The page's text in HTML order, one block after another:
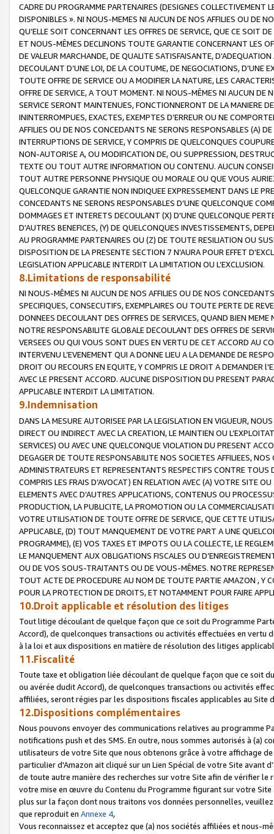
CADRE DU PROGRAMME PARTENAIRES (DESIGNES COLLECTIVEMENT
DISPONIBLES ». NI NOUS-MEMES NI AUCUN DE NOS AFFILIES OU DE
QU’ELLE SOIT CONCERNANT LES OFFRES DE SERVICE, QUE CE SOIT
ET NOUS-MÊMES DECLINONS TOUTE GARANTIE CONCERNANT LES
DE VALEUR MARCHANDE, DE QUALITE SATISFAISANTE,
DECOULANT D’UNE LOI, DE LA COUTUME, DE NEGOCIATIONS, D’UNE
TOUTE OFFRE DE SERVICE OU A MODIFIER LA NATURE, LES
OFFRE DE SERVICE, A TOUT MOMENT. NI NOUS-MÊMES NI AUCUN DE
SERVICE SERONT MAINTENUES, FONCTIONNERONT DE LA MANIERE
ININTERROMPUES, EXACTES, EXEMPTES D’ERREUR OU NE
AFFILIES OU DE NOS CONCEDANTS NE SERONS RESPONSABLES (A)
INTERRUPTIONS DE SERVICE, Y COMPRIS DE QUELCONQUES
NON-AUTORISE A, OU MODIFICATION DE, OU SUPPRESSION,
TEXTE OU TOUT AUTRE INFORMATION OU CONTENU. AUCUN
TOUT AUTRE PERSONNE PHYSIQUE OU MORALE OU QUE VOUS
QUELCONQUE GARANTIE NON INDIQUEE EXPRESSEMENT DANS LE
CONCEDANTS NE SERONS RESPONSABLES D’UNE QUELCONQUE
DOMMAGES ET INTERETS DECOULANT (X) D'UNE QUELCONQUE
D'AUTRES BENEFICES, (Y) DE QUELCONQUES INVESTISSEMENTS,
AU PROGRAMME PARTENAIRES OU (Z) DE TOUTE RESILIATION OU
DISPOSITION DE LA PRESENTE SECTION 7 N'AURA POUR EFFET
LEGISLATION APPLICABLE INTERDIT LA LIMITATION OU L’EXCLUSION.
8.Limitations de responsabilité
NI NOUS-MÊMES NI AUCUN DE NOS AFFILIES OU DE NOS
SPECIFIQUES, CONSECUTIFS, EXEMPLAIRES OU TOUTE PERTE DE
DONNEES DECOULANT DES OFFRES DE SERVICES, QUAND BIEN
NOTRE RESPONSABILITE GLOBALE DECOULANT DES OFFRES DE
VERSEES OU QUI VOUS SONT DUES EN VERTU DE CET ACCORD AU
INTERVENU L’EVENEMENT QUI A DONNE LIEU A LA DEMANDE DE
DROIT OU RECOURS EN EQUITE, Y COMPRIS LE DROIT A DEMANDER
AVEC LE PRESENT ACCORD. AUCUNE DISPOSITION DU PRESENT
APPLICABLE INTERDIT LA LIMITATION.
9.Indemnisation
DANS LA MESURE AUTORISEE PAR LA LEGISLATION EN VIGUEUR,
DIRECT OU INDIRECT AVEC LA CREATION, LE MAINTIEN OU
SERVICES) OU AVEC UNE QUELCONQUE VIOLATION DU PRESENT
DEGAGER DE TOUTE RESPONSABILITE NOS SOCIETES AFFILIEES,
ADMINISTRATEURS ET REPRESENTANTS RESPECTIFS CONTRE
COMPRIS LES FRAIS D’AVOCAT) EN RELATION AVEC (A) VOTRE SITE
ELEMENTS AVEC D’AUTRES APPLICATIONS, CONTENUS OU
PRODUCTION, LA PUBLICITE, LA PROMOTION OU LA
VOTRE UTILISATION DE TOUTE OFFRE DE SERVICE, QUE CETTE
APPLICABLE, (D) TOUT MANQUEMENT DE VOTRE PART A UNE
PROGRAMME), (E) VOS TAXES ET IMPOTS OU LA COLLECTE, LE
LE MANQUEMENT AUX OBLIGATIONS FISCALES OU
OU DE VOS SOUS-TRAITANTS OU DE VOUS-MÊMES. NOTRE
TOUT ACTE DE PROCEDURE AU NOM DE TOUTE PARTIE AMAZON , Y
POUR LA PROTECTION DE DROITS, ET NOTAMMENT POUR FAIRE
10.Droit applicable et résolution des litiges
Tout litige découlant de quelque façon que ce soit du Programme
Accord), de quelconques transactions ou activités effectuées en vertu
à la loi et aux dispositions en matière de résolution des litiges
11.Fiscalité
Toute taxe et obligation liée découlant de quelque façon que ce soit
ou avérée dudit Accord), de quelconques transactions ou activités
affiliées, seront régies par les dispositions fiscales applicables au Site
12.Dispositions complémentaires
Nous pouvons envoyer des communications relatives au programme
notifications push et des SMS. En outre, nous sommes autorisés à
utilisateurs de votre Site que nous obtenons grâce à votre affichage
particulier d'Amazon ait cliqué sur un Lien Spécial de votre Site avant
de toute autre manière des recherches sur votre Site afin de vérifier
votre mise en œuvre du Contenu du Programme figurant sur votre
plus sur la façon dont nous traitons vos données personnelles,
que reproduit en Annexe 4,
Vous reconnaissez et acceptez que (a) nos sociétés affiliées et nous-